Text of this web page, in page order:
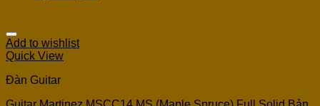
Add to wishlist
Quick View
Đàn Guitar